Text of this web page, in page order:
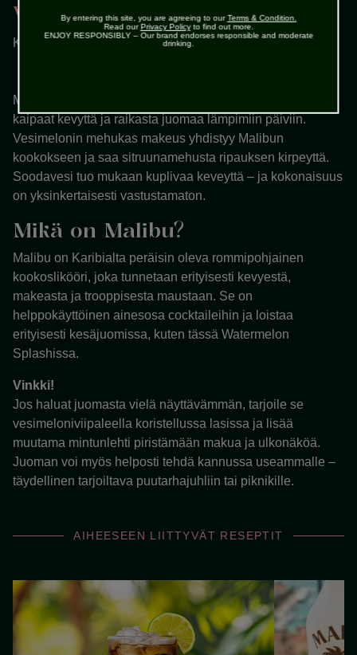
Vaihe 3
Koristele vesimeloniviipaleella.
Malibu Watermelon Splash on täydellinen cocktail, kun
kaipaat kevyttä ja raikasta juomaa lämpimiin päiviin.
Vesimelonin mehukas makeus yhdistyy Malibun
kookokseen ja saa sitruunamehusta ripauksen kirpeyttä.
Soodavesi tuo mukaan kuplivaa keveyttä – ja kokonaisuus
on yksinkertaisesti vastustamaton.
Mikä on Malibu?
Malibu on Karibialta peräisin oleva rommipohjainen
kookoslikööri, joka tunnetaan erityisesti kevyestä,
makeasta ja trooppisesta maustaan. Se on
helppokäyttöinen ainesosa cocktaileihin ja loistaa
erityisesti kesäjuomissa, kuten tässä Watermelon
Splashissa.
Vinkki!
Jos haluat juomasta vielä näyttävämmän, tarjoile se
vesimeloniviipaleella koristellussa lasissa ja lisää
muutama mintunlehti piristämään makua ja ulkonäköä.
Juoman voi myös helposti tehdä kannussa useammalle –
täydellinen tarjoiltava puutarhajuhliin tai piknikille.
AIHEESEEN LIITTYVÄT RESEPTIT
By entering this site, you are agreeing to ourTerms & Condition.
Read our Privacy Policyto find out more.
ENJOY RESPONSIBLY – Our brand endorses responsible and moderate
drinking.